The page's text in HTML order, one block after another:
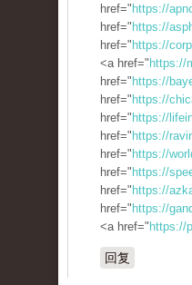
href=" https://
href=" https://
href=" https://
<a href=" https://
href=" https://
href=" https://
href=" https://
href=" https://
href=" https://
href=" https://
href=" https://
href=" https://
<a href=" https://
回复